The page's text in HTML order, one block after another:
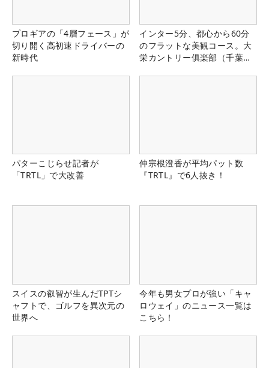
プロギアの「4層フェース」が
切り開く高初速ドライバーの
新時代
インター5分、都心から60分
のフラットな美観コース。大
栄カントリー俱楽部（千葉
パターこじらせ記者が
「TRTL」で大改善
仲宗根澄香が平均パット数
『TRTL』で6人抜き！
スイスの叡智が生んだTPTシ
ャフトで、ゴルフを異次元の
世界へ
今年も男女プロが強い「キャ
ロウェイ」のニュース一覧は
こちら！